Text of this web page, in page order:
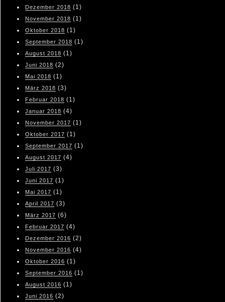
Dezember 2018 (1)
November 2018 (1)
Oktober 2018 (1)
September 2018 (1)
August 2018 (1)
Juni 2018 (2)
Mai 2018 (1)
März 2018 (3)
Februar 2018 (1)
Januar 2018 (4)
November 2017 (1)
Oktober 2017 (1)
September 2017 (1)
August 2017 (4)
Juli 2017 (3)
Juni 2017 (1)
Mai 2017 (1)
April 2017 (3)
März 2017 (6)
Februar 2017 (4)
Dezember 2016 (2)
November 2016 (4)
Oktober 2016 (1)
September 2016 (1)
August 2016 (1)
Juni 2016 (2)